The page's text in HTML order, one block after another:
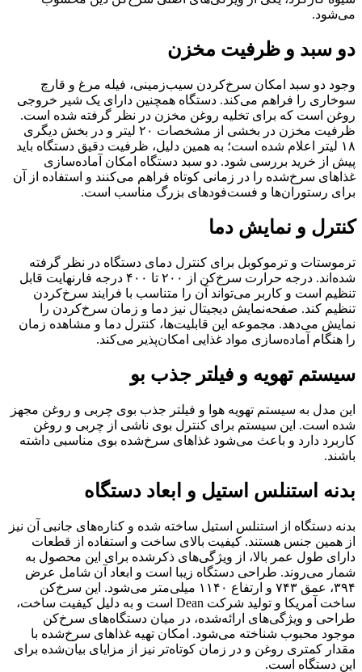
می‌شود.
دو سبد و ظرفیت مخزن
وجود دو سبد امکان سرخ‌کردن سیب‌زمینی، فیله مرغ و قارچ
سوخاری را فراهم می‌کند. دستگاه همچنین دارای یک شیر خروجی
روغن است که برای تخلیه روغن مخزن در نظر گرفته شده است.
ظرفیت مخزن در بخشی از مشخصات ۲۰ لیتر و در بخش دیگری
۱۸ لیتر اعلام شده است؛ به همین دلیل، ظرفیت دقیق دستگاه باید
پیش از خرید بررسی شود. دو سبد دستگاه امکان آماده‌سازی
غذاهای سرخ‌شده را در زمانی کوتاه فراهم می‌کنند و استفاده از آن
برای رستوران‌ها و فست‌فودهای بزرگ مناسب است.
کنترل و نمایش دما
ترموستات و ترموکوبل برای کنترل دمای دستگاه در نظر گرفته
شده‌اند. درجه حرارت سرخ‌کن از ۲۰۰ تا ۴۰۰ درجه فارنهایت قابل
تنظیم است و کاربر می‌تواند آن را متناسب با فرایند سرخ‌کردن
تنظیم کند. صفحه‌نمایش دیجیتال نیز دما و زمان سرخ‌کردن را
نمایش می‌دهد. مجموعه این قابلیت‌ها، کنترل دما و مشاهده زمان
را هنگام آماده‌سازی مواد غذایی امکان‌پذیر می‌کند.
سیستم تهویه و فیلتر جذب بو
این مدل به سیستم تهویه هوا و فیلتر جذب بوی چربی و روغن مجهز
شده است. این سیستم برای کنترل بوی ناشی از چربی و روغن
کاربرد دارد و باعث می‌شود غذاهای سرخ‌شده بوی مناسبی داشته
باشند.
بدنه استنلس استیل و ابعاد دستگاه
بدنه دستگاه از استنلس استیل ساخته شده و کناره‌های جانبی آن نیز
از همین جنس هستند. کیفیت بالای ساخت و استفاده از قطعات
دارای طول عمر بالا، از ویژگی‌های ذکرشده برای این محصول به
شمار می‌روند. طراحی دستگاه زیبا است و ابعاد آن شامل عرض
۳۹۴، عمق ۷۴۳ و ارتفاع ۱۱۴۰ میلی‌متر می‌شود. این سرخ‌کن
ساخت آمریکا و تولید شرکت Dean است و به دلیل کیفیت ساخت،
طراحی و ویژگی‌های ارائه‌شده، در میان دستگاه‌های سرخ‌کن
موجود محبوب شناخته می‌شود. امکان تهیه غذاهای سرخ‌شده با
مقدار کمتری روغن و در زمان کوتاه‌تر نیز از مزایای بیان‌شده برای
این دستگاه است.